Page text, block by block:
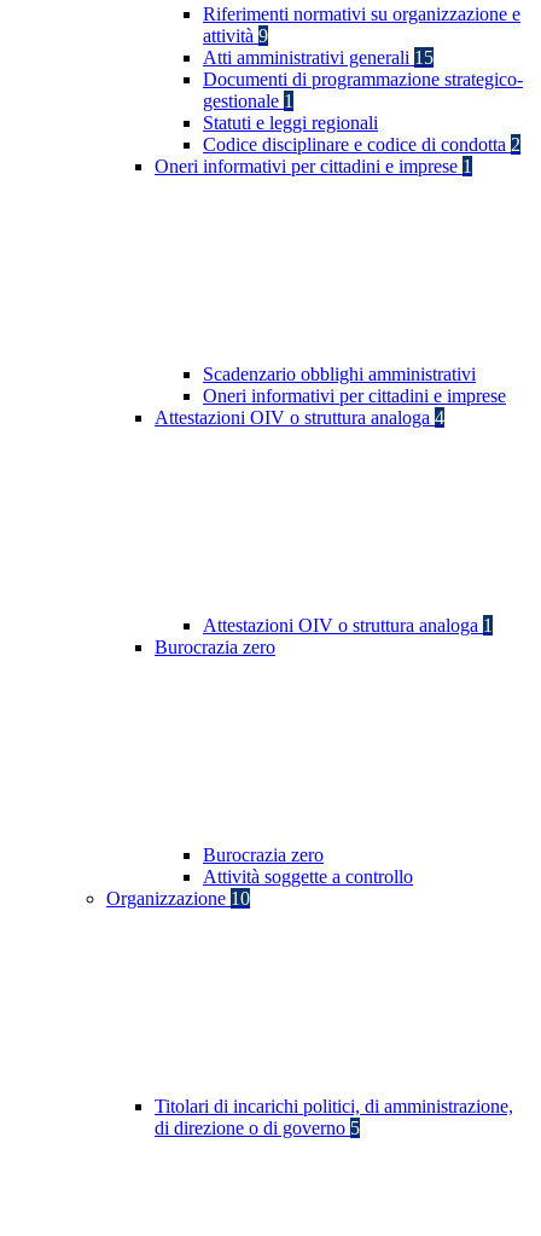
Riferimenti normativi su organizzazione e
attività 9
Atti amministrativi generali 15
Documenti di programmazione strategico-
gestionale 1
Statuti e leggi regionali
Codice disciplinare e codice di condotta 2
Oneri informativi per cittadini e imprese 1
Scadenzario obblighi amministrativi
Oneri informativi per cittadini e imprese
Attestazioni OIV o struttura analoga 4
Attestazioni OIV o struttura analoga 1
Burocrazia zero
Burocrazia zero
Attività soggette a controllo
Organizzazione 10
Titolari di incarichi politici, di amministrazione,
di direzione o di governo 5